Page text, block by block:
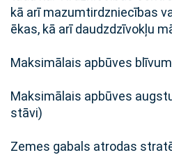
kā arī mazumtirdzniecības
ēkas, kā arī daudzdzīvokļu
Maksimālais apbūves
Maksimālais apbūves
stāvi)
Zemes gabals atrodas